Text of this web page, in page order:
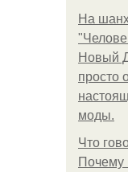
На
Новый
просто
моды.
Что
Почему